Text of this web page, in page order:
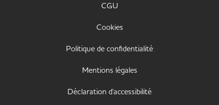
CGU
Cookies
Politique de confidentialité
Mentions légales
Déclaration d'accessibilité